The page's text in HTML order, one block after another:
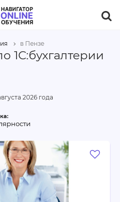
в Пензе
1С:бухгалтерии
2026 года